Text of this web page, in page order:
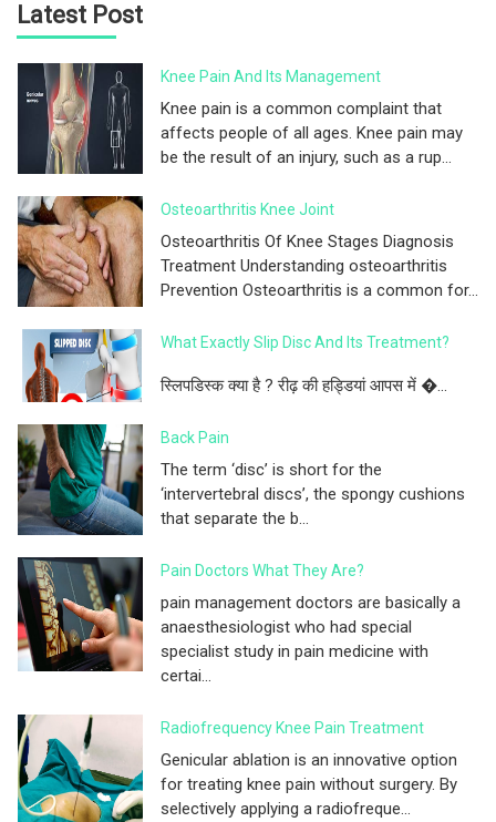
Latest Post
Knee Pain And Its Management
Knee pain is a common complaint that
affects people of all ages. Knee pain may
be the result of an injury, such as a rup...
Osteoarthritis Knee Joint
Osteoarthritis Of Knee Stages Diagnosis
Treatment Understanding osteoarthritis
Prevention Osteoarthritis is a common for...
What Exactly Slip Disc And Its Treatment?
स्लिपडिस्क क्या है ? रीढ़ की हड्डियां आपस में �...
Back Pain
The term ‘disc’ is short for the
‘intervertebral discs’, the spongy cushions
that separate the b...
Pain Doctors What They Are?
pain management doctors are basically a
anaesthesiologist who had special
specialist study in pain medicine with
certai...
Radiofrequency Knee Pain Treatment
Genicular ablation is an innovative option
for treating knee pain without surgery. By
selectively applying a radiofreque...